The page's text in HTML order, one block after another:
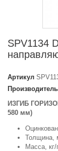
SPV1134
Артикул
Производитель
ИЗГИБ
580 мм)
Толщина,
Масса,